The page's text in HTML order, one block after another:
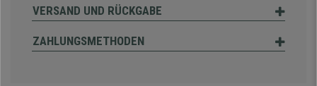
VERSAND UND RÜCKGABE
ZAHLUNGSMETHODEN